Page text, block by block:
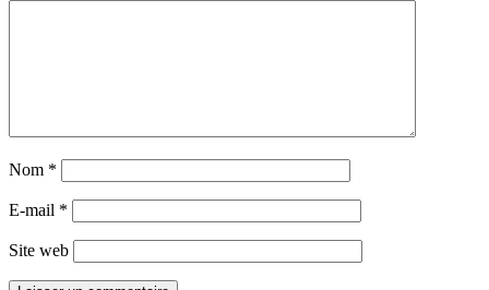
Nom *
E-mail *
Site web